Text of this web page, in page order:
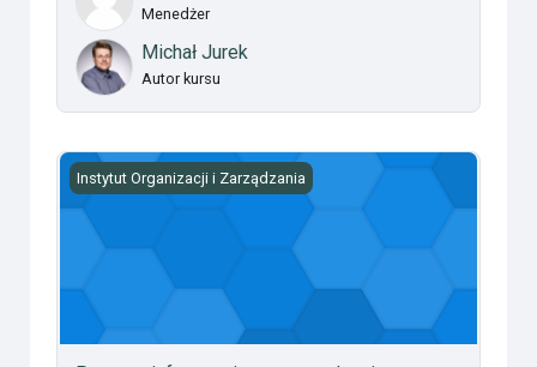
Menedżer
Michał Jurek
Autor kursu
Procesy informacyjne w zarządzaniu
Instytut Organizacji i Zarządzania